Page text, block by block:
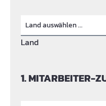
Land
1. MITARBEITER-